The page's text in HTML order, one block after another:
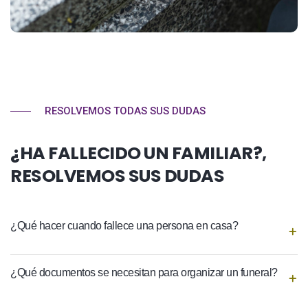
RESOLVEMOS TODAS SUS DUDAS
¿HA FALLECIDO UN FAMILIAR?,
RESOLVEMOS SUS DUDAS
¿Qué hacer cuando fallece una persona en casa?
¿Qué documentos se necesitan para organizar un funeral?